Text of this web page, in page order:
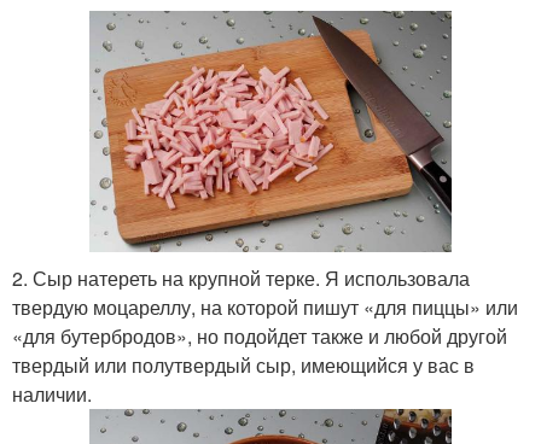
2. Сыр натереть на крупной терке. Я использовала
твердую моцареллу, на которой пишут «для пиццы» или
«для бутербродов», но подойдет также и любой другой
твердый или полутвердый сыр, имеющийся у вас в
наличии.